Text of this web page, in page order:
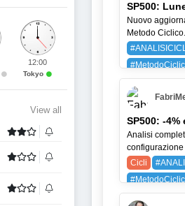
SP500:
Nuovo
Metodo
BAYG
SP500: -
Analisi
Cicli
SPX (SP 500)
12:00
Tokyo
View all